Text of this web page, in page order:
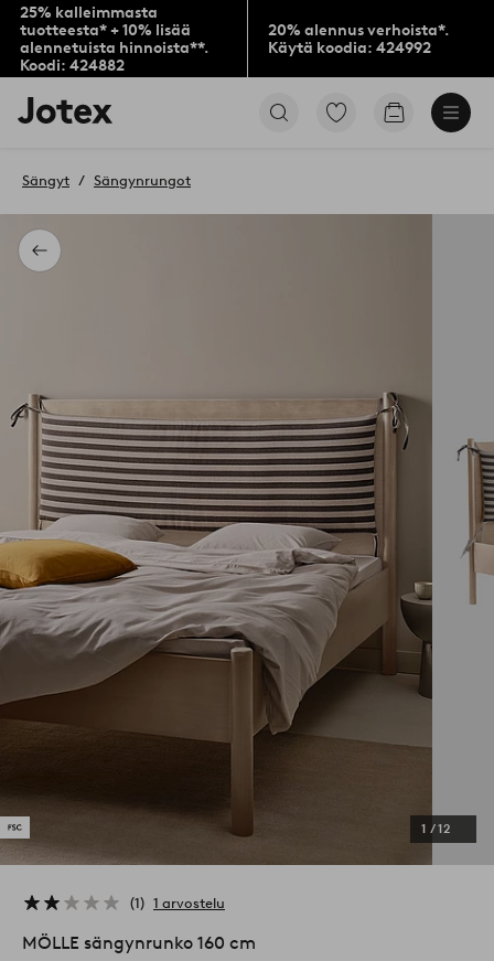
25% kalleimmasta
tuotteesta* + 10% lisää
alennetuista hinnoista**.
Koodi: 424882
20% alennus verhoista*.
Käytä koodia: 424992
Jotex-
logo
aloitussivulle
Siirry
Siirry
Takaisin
Sängyt Sängynrungot
1 /12
1 1 arvostelu
MÖLLE sängynrunko 160 cm